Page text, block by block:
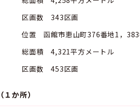
343区画
位置 函館市恵山町376番地1，383
平方メートル
453区画
か所）